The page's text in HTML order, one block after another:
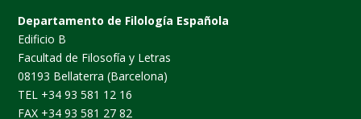
Departamento de Filología Española
Edificio B
Facultad de Filosofía y Letras
08193 Bellaterra (Barcelona)
TEL +34 93 581 12 16
FAX +34 93 581 27 82